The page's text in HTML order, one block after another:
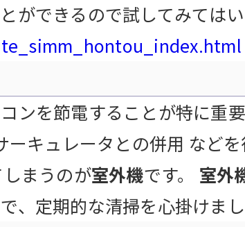
ができるので試してみては
ンを節電することが特に重
キュレータとの併用 など
まうのが室外機です。 室外
、定期的な清掃を心掛けまし